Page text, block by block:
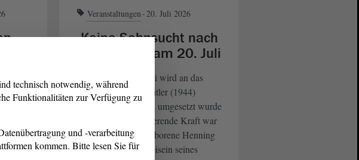
2026,
Auch
Veranstaltungen 20. Juli 2026
„Keine Sehnsucht nach
Heldentum“ am 20. Juli
Jedes Jahr am 20. Juli wird an das
Attentat auf Adolf Hitler (1944)
erinnert. Geplant und umgesetzt wurde
es vom Militär. Forcierende Kraft war
der in Magdeburg geborene Henning
von Tresckow. Im Beisein seines
technisch notwendig, während
Funktionalitäten zur Verfügung zu
und -verarbeitung
kommen. Bitte lesen Sie für